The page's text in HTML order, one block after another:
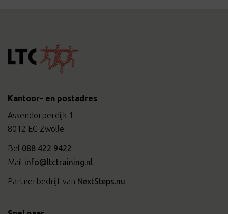
Kantoor- en postadres
Assendorperdijk 1
8012 EG Zwolle
Bel 088 422 9422
Mail info@ltctraining.nl
Partnerbedrijf van NextSteps.nu